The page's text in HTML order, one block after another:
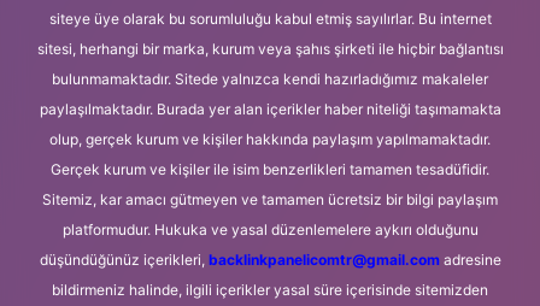
siteye üye olarak bu sorumluluğu kabul etmiş sayılırlar. Bu internet
sitesi, herhangi bir marka, kurum veya şahıs şirketi ile hiçbir bağlantısı
bulunmamaktadır. Sitede yalnızca kendi hazırladığımız makaleler
paylaşılmaktadır. Burada yer alan içerikler haber niteliği taşımamakta
olup, gerçek kurum ve kişiler hakkında paylaşım yapılmamaktadır.
Gerçek kurum ve kişiler ile isim benzerlikleri tamamen tesadüfidir.
Sitemiz, kar amacı gütmeyen ve tamamen ücretsiz bir bilgi paylaşım
platformudur. Hukuka ve yasal düzenlemelere aykırı olduğunu
düşündüğünüz içerikleri, backlinkpanelicomtr@gmail.comadresine
bildirmeniz halinde, ilgili içerikler yasal süre içerisinde sitemizden